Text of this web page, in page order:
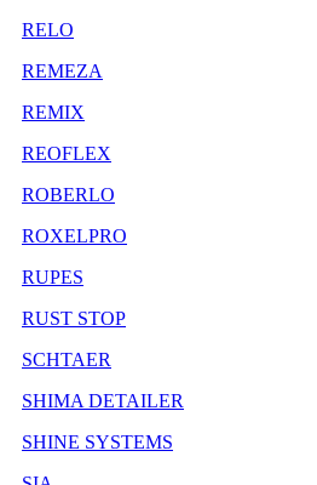
RELO
REMEZA
REMIX
REOFLEX
ROBERLO
ROXELPRO
RUPES
RUST STOP
SCHTAER
SHIMA DETAILER
SHINE SYSTEMS